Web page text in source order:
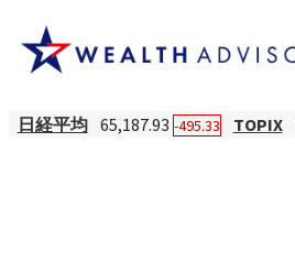
日経平均 65,187.93 -495.33 TOPIX